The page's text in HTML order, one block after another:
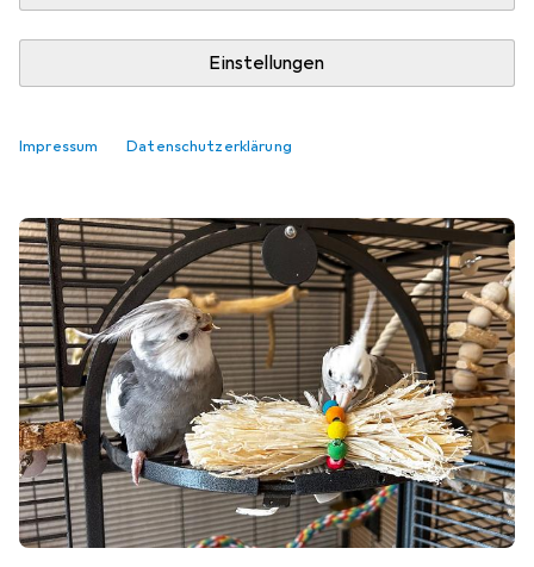
Einstellungen
Impressum Datenschutzerklärung
Bestseller Kleintierstalleinrichtungen